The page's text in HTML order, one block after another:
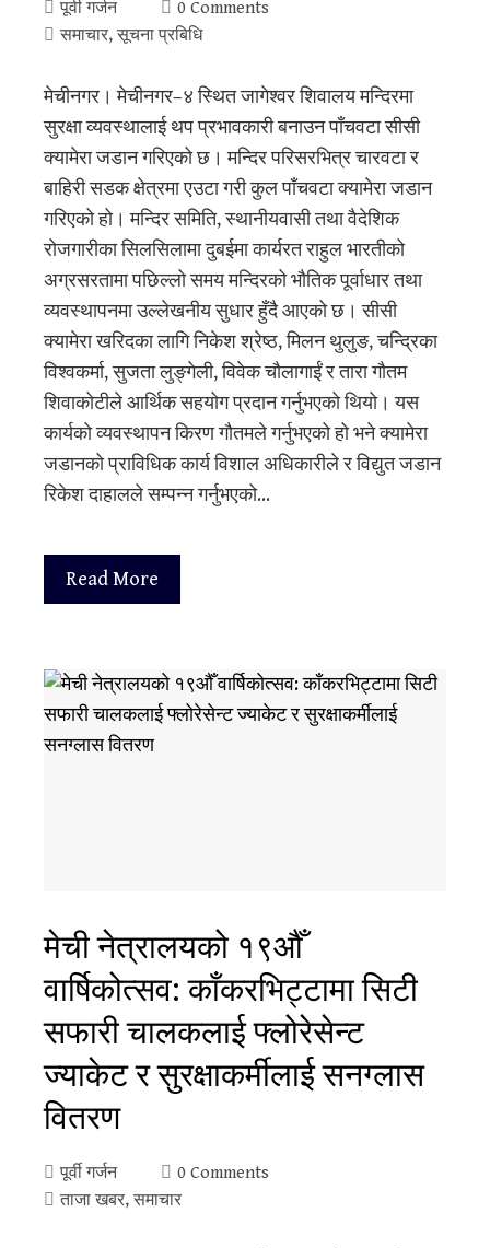
पूर्वी गर्जन
0 Comments
समाचार, सूचना प्रबिधि
मेचीनगर। मेचीनगर–४ स्थित जागेश्वर शिवालय मन्दिरमा
सुरक्षा व्यवस्थालाई थप प्रभावकारी बनाउन पाँचवटा सीसी
क्यामेरा जडान गरिएको छ। मन्दिर परिसरभित्र चारवटा र
बाहिरी सडक क्षेत्रमा एउटा गरी कुल पाँचवटा क्यामेरा जडान
गरिएको हो। मन्दिर समिति, स्थानीयवासी तथा वैदेशिक
रोजगारीका सिलसिलामा दुबईमा कार्यरत राहुल भारतीको
अग्रसरतामा पछिल्लो समय मन्दिरको भौतिक पूर्वाधार तथा
व्यवस्थापनमा उल्लेखनीय सुधार हुँदै आएको छ। सीसी
क्यामेरा खरिदका लागि निकेश श्रेष्ठ, मिलन थुलुङ, चन्द्रिका
विश्वकर्मा, सुजता लुङ्गेली, विवेक चौलागाईं र तारा गौतम
शिवाकोटीले आर्थिक सहयोग प्रदान गर्नुभएको थियो। यस
कार्यको व्यवस्थापन किरण गौतमले गर्नुभएको हो भने क्यामेरा
जडानको प्राविधिक कार्य विशाल अधिकारीले र विद्युत जडान
रिकेश दाहालले सम्पन्न गर्नुभएको…
Read More
मेची नेत्रालयको १९औँ
वार्षिकोत्सव: काँकरभिट्टामा सिटी
सफारी चालकलाई फ्लोरेसेन्ट
ज्याकेट र सुरक्षाकर्मीलाई सनग्लास
वितरण
पूर्वी गर्जन
0 Comments
ताजा खबर, समाचार